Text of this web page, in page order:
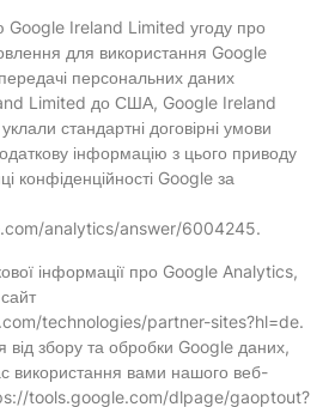
Google Ireland Limited угоду про
для використання Google
персональних даних
Limited до США, Google Ireland
стандартні договірні умови
інформацію з цього приводу
конфіденційності Google за
analytics/answer/6004245.
інформації про Google Analytics,
technologies/partner-sites?hl=de.
від збору та обробки Google даних,
використання вами нашого веб-
tools.google.com/dlpage/gaoptout?